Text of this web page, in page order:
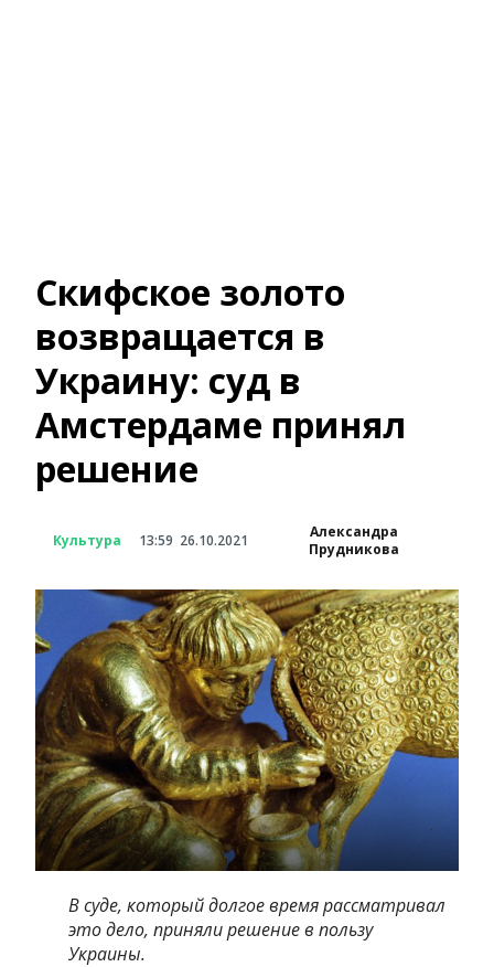
Скифское золото
возвращается в
Украину: суд в
Амстердаме принял
решение
Культура 13:59 26.10.2021
Александра
Прудникова
В суде, который долгое время рассматривал
это дело, приняли решение в пользу
Украины.